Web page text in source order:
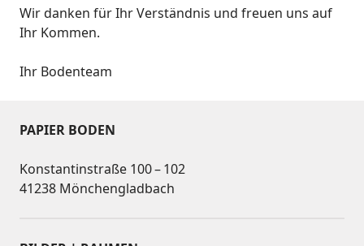
Wir danken für Ihr Verständnis und freuen uns auf
Ihr Kommen.
Ihr Bodenteam
PAPIER BODEN
Konstantinstraße 100 – 102
41238 Mönchengladbach